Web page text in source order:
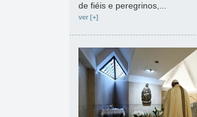
de fiéis e peregrinos,...
ver [+]